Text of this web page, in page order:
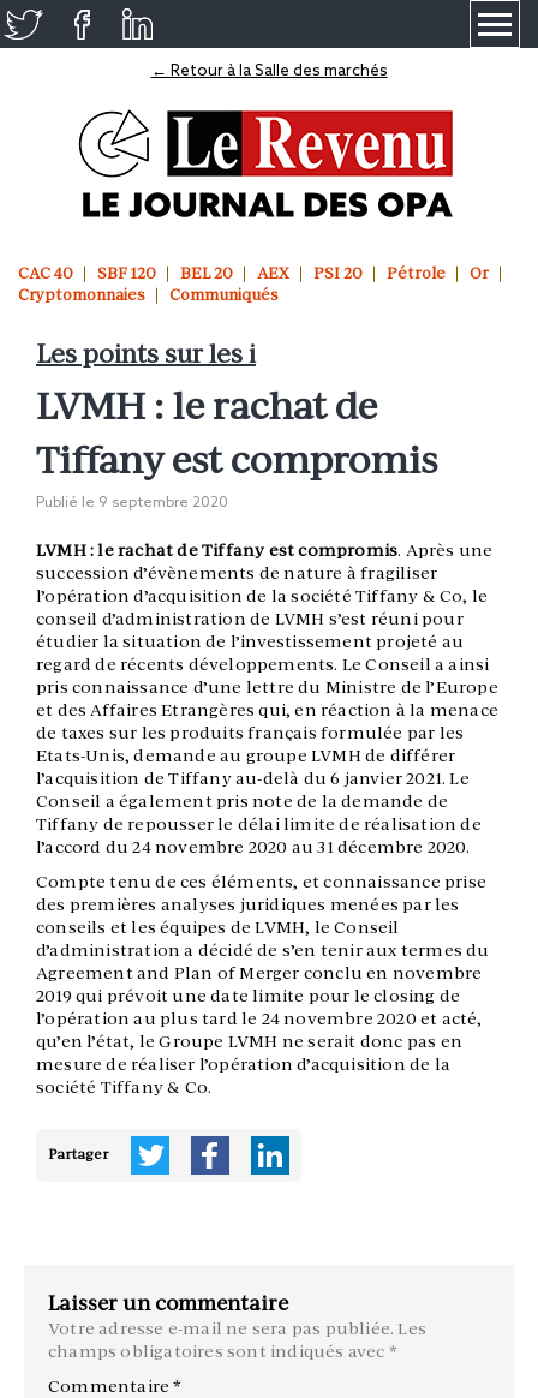
← Retour à la Salle des marchés
CAC 40 SBF 120 BEL 20 AEX PSI 20 Pétrole
Or
Cryptomonnaies
Communiqués
Les points sur les i
LVMH : le rachat de
Tiffany est compromis
Publié le 9 septembre 2020
LVMH : le rachat de Tiffany est compromis. Après une
succession d’évènements de nature à fragiliser
l’opération d’acquisition de la société Tiffany & Co, le
conseil d’administration de LVMH s’est réuni pour
étudier la situation de l’investissement projeté au
regard de récents développements. Le Conseil a ainsi
pris connaissance d’une lettre du Ministre de l’Europe
et des Affaires Etrangères qui, en réaction à la menace
de taxes sur les produits français formulée par les
Etats-Unis, demande au groupe LVMH de différer
l’acquisition de Tiffany au-delà du 6 janvier 2021. Le
Conseil a également pris note de la demande de
Tiffany de repousser le délai limite de réalisation de
l’accord du 24 novembre 2020 au 31 décembre 2020.
Compte tenu de ces éléments, et connaissance prise
des premières analyses juridiques menées par les
conseils et les équipes de LVMH, le Conseil
d’administration a décidé de s’en tenir aux termes du
Agreement and Plan of Merger conclu en novembre
2019 qui prévoit une date limite pour le closing de
l’opération au plus tard le 24 novembre 2020 et acté,
qu’en l’état, le Groupe LVMH ne serait donc pas en
mesure de réaliser l’opération d’acquisition de la
société Tiffany & Co.
Partager
Laisser un commentaire
Votre adresse e-mail ne sera pas publiée. Les
champs obligatoires sont indiqués avec *
Commentaire*